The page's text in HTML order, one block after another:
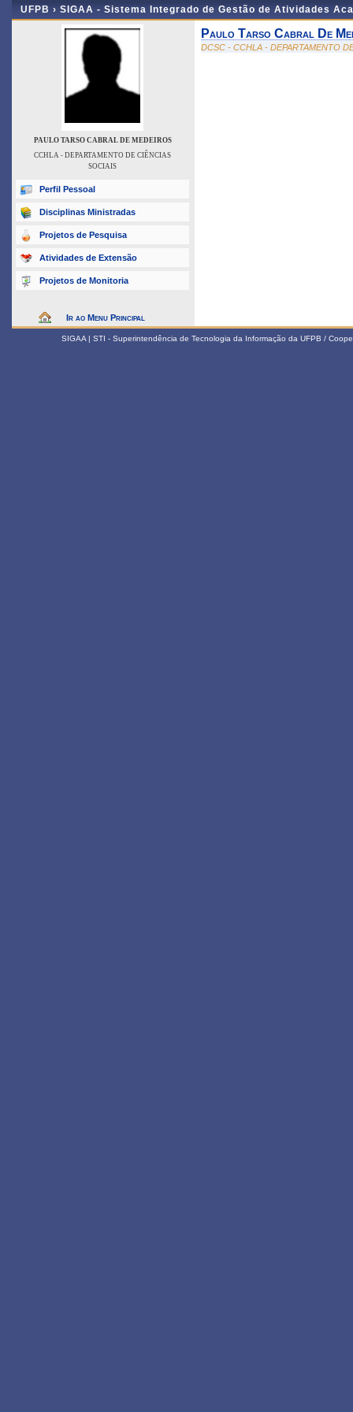
UFPB › SIGAA - Sistema Integrado de Gestão de Atividades
PAULO TARSO CABRAL DE MEDEIROS
CCHLA - DEPARTAMENTO DE CIÊNCIAS
SOCIAIS
Perfil Pessoal
Disciplinas Ministradas
Projetos de Pesquisa
Atividades de Extensão
Projetos de Monitoria
Ir ao Menu Principal
Paulo Tarso Cabral De
DCSC - CCHLA - DEPARTAMENTO
SIGAA | STI - Superintendência de Tecnologia da Informação da UFPB /